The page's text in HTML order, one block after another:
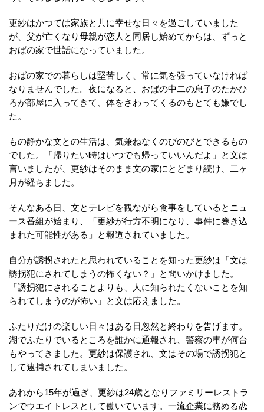
更紗はかつては家族と共に幸せな日々を過ごしていました
が、父が亡くなり母親が恋人と同居し始めてからは、ずっと
おばの家で世話になっていました。
おばの家での暮らしは堅苦しく、常に気を張っていなければ
なりませんでした。夜になると、おばの中二の息子のたかひ
ろが部屋に入ってきて、体をさわってくるのもとても嫌でし
た。
もの静かな文との生活は、気兼ねなくのびのびとできるもの
でした。「帰りたい時はいつでも帰っていいんだよ」と文は
言いましたが、更紗はそのまま文の家にとどまり続け、二ヶ
月が経ちました。
そんなある日、文とテレビを観ながら食事をしているとニュ
ース番組が始まり、「更紗が行方不明になり、事件に巻き込
まれた可能性がある」と報道されていました。
自分が誘拐されたと思われていることを知った更紗は「文は
誘拐犯にされてしまうの怖くない？」と問いかけました。
「誘拐犯にされることよりも、人に知られたくないことを知
られてしまうのが怖い」と文は応えました。
ふたりだけの楽しい日々はある日忽然と終わりを告げます。
湖でふたりでいるところを誰かに通報され、警察の車が何台
もやってきました。更紗は保護され、文はその場で誘拐犯と
して逮捕されてしまいました。
あれから15年が過ぎ、更紗は24歳となりファミリーレストラ
ンでウエイトレスとして働いています。一流企業に務める恋